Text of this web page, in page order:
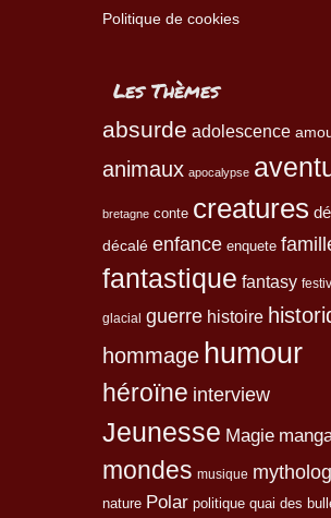
Politique de cookies
Les Thèmes
absurde adolescence
animaux apocalypse
bretagne conte creatures
décalé enfance enquete
fantastique fantasy
glacial guerre histoire
hommage humour
héroïne interview
Jeunesse Magie
mondes musique
nature Polar politique quai des